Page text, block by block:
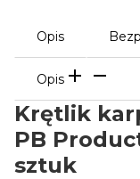
Opis
Opis
Krętlik
PB
sztuk